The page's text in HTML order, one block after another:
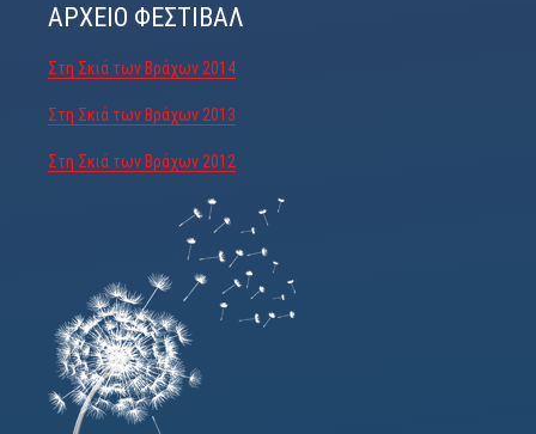
ΑΡΧΕΊΟ ΦΕΣΤΙΒΆΛ
Στη Σκιά των Βράχων 2014
Στη Σκιά των Βράχων 2013
Στη Σκιά των Βράχων 2012